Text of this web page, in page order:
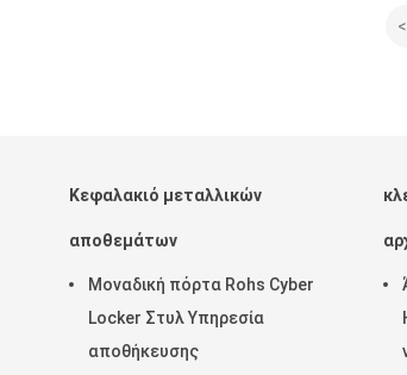
Κεφαλακιό μεταλλικών
αποθεμάτων
Μοναδική πόρτα Rohs Cyber
Locker Στυλ Υπηρεσία
αποθήκευσης